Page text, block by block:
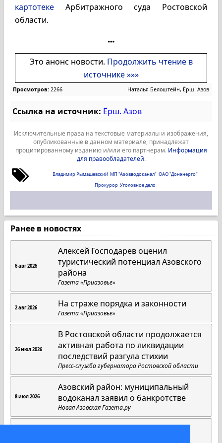
картотеке Арбитражного суда Ростовской
области.
Это анонс новости. Продолжить чтение в
источнике »»»
Просмотров: 2266 Наталья Белоштейн, Ёрш. Азов
Ссылка на источник: Ёрш. Азов
Исключительные права на текстовые материалы и изображения,
опубликованные в данном материале, принадлежат
процитированному изданию и/или его партнерам. Информация
для правообладателей.
Владимир Рымашевский МП "Азовводоканал" ОАО "Донэнерго"
Прокурор Уголовное дело
Ранее в новостях
6 авг 2026
Алексей Господарев оценил
туристический потенциал Азовского
района
Газета «Приазовье»
2 авг 2026 На страже порядка и законности
Газета «Приазовье»
26 июл 2026
В Ростовской области продолжается
активная работа по ликвидации
последствий разгула стихии
Пресс-служба губернатора Ростовской области
8 июл 2026
Азовский район: муниципальный
водоканал заявил о банкротстве
Новая Азовская Газета.ру